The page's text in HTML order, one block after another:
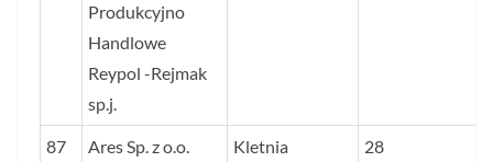
Produkcyjno
Handlowe
Reypol -Rejmak
sp.j.
87 Ares Sp. z o.o. Kletnia 28